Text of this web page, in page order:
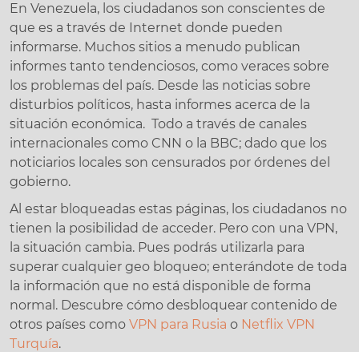
En Venezuela, los ciudadanos son conscientes de
que es a través de Internet donde pueden
informarse. Muchos sitios a menudo publican
informes tanto tendenciosos, como veraces sobre
los problemas del país. Desde las noticias sobre
disturbios políticos, hasta informes acerca de la
situación económica. Todo a través de canales
internacionales como CNN o la BBC; dado que los
noticiarios locales son censurados por órdenes del
gobierno.
Al estar bloqueadas estas páginas, los ciudadanos no
tienen la posibilidad de acceder. Pero con una VPN,
la situación cambia. Pues podrás utilizarla para
superar cualquier geo bloqueo; enterándote de toda
la información que no está disponible de forma
normal. Descubre cómo desbloquear contenido de
otros países como VPN para Rusia o Netflix VPN
Turquía.